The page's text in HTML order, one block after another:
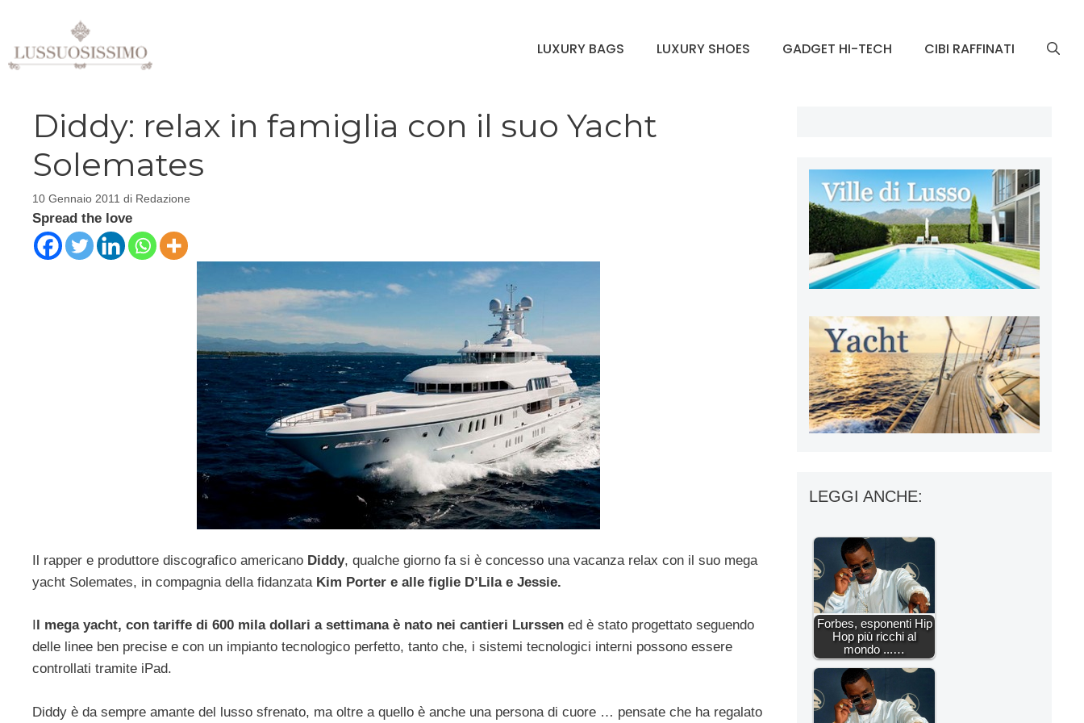
contenuto
LUXURY BAGS LUXURY SHOES GADGET HI-TECH CIBI RAFFINATI
Diddy: relax in famiglia con il suo Yacht
Solemates
10 Gennaio 2011 di Redazione
Spread the love
Il rapper e produttore discografico americano Diddy, qualche giorno fa si è concesso una vacanza relax con il suo mega
yacht Solemates, in compagnia della fidanzataKim Porter e alle figlie D’Lila e Jessie.
Il mega yacht, con tariffe di 600 mila dollari a settimana è nato nei cantieri Lurssen ed è stato progettato seguendo
delle linee ben precise e con un impianto tecnologico perfetto, tanto che, i sistemi tecnologici interni possono essere
controllati tramite iPad.
Diddy è da sempre amante del lusso sfrenato, ma oltre a quello è anche una persona di cuore … pensate che ha regalato
LEGGI ANCHE:
Forbes, esponenti Hip
Hop più ricchi al
mondo ...…